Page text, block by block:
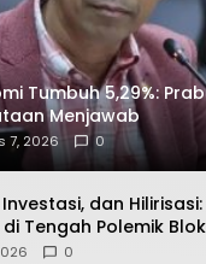
Tumbuh 5,29%:
Menjawab
7, 2026 0
dan
di Tengah Polemik
0